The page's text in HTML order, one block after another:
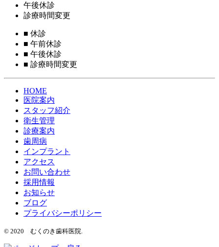
午後休診
診療時間変更
■ 休診
■ 午前休診
■ 午後休診
■ 診療時間変更
HOME
医院案内
スタッフ紹介
衛生管理
診療案内
歯周病
インプラント
アクセス
お問い合わせ
採用情報
お知らせ
ブログ
プライバシーポリシー
© 2020 むくのき歯科医院.